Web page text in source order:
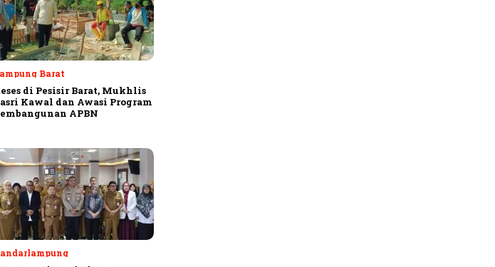
Barat
di Pesisir Barat, Mukhlis
Kawal dan Awasi Program
APBN